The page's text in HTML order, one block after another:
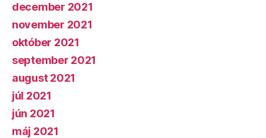
december 2021
november 2021
október 2021
september 2021
august 2021
júl 2021
jún 2021
máj 2021